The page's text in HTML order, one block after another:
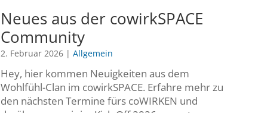
Neues aus der cowirkSPACE
Community
2. Februar 2026 |Allgemein
Hey, hier kommen Neuigkeiten aus dem
Wohlfühl-Clan im cowirkSPACE. Erfahre mehr zu
den nächsten Termine fürs coWIRKEN und